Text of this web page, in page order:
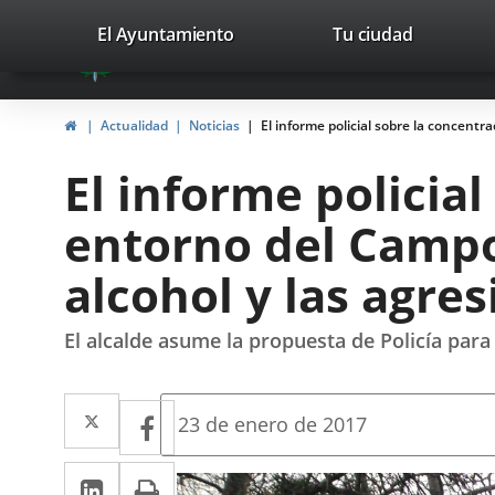
Portal
Web
del
Valladolid
avaTop
valladolid.es
El Ayuntamiento Tu ciudad
InicioActualidad Noticias El informe policial sobre la
El informe
entorno del
alcohol y las
El alcalde asume la propuesta de Policía
Twitter
Enlace
a
una
Facebook
Enlace
a
LinkedIn
EnlaceImprimir
Fecha
la
noticia
23 de enero de 2017